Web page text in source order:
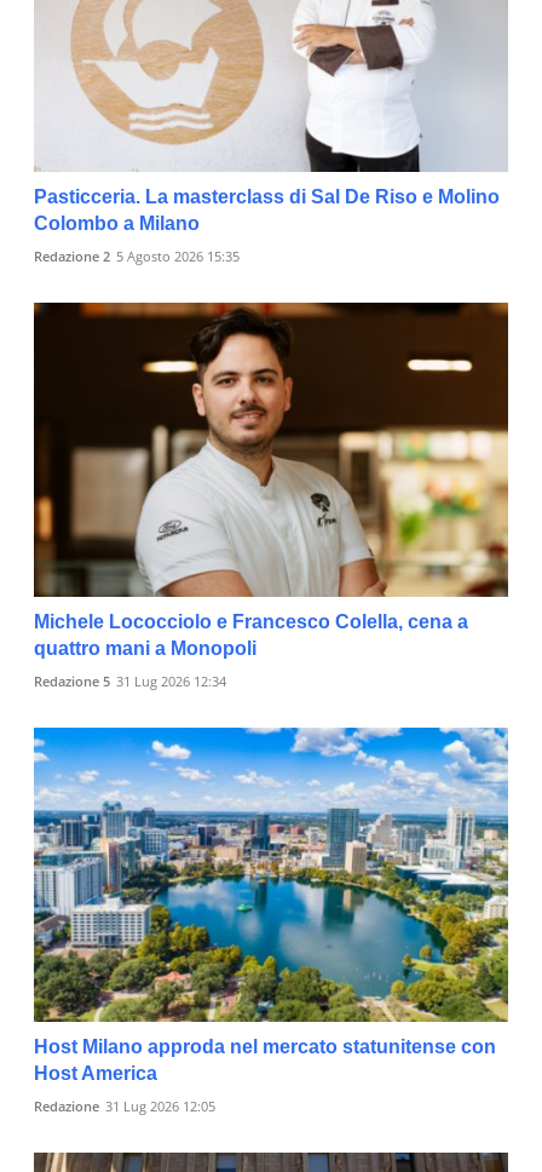
Pasticceria. La masterclass di Sal De Riso e Molino
Colombo a Milano
Redazione 2 5 Agosto 2026 15:35
Michele Lococciolo e Francesco Colella, cena a
quattro mani a Monopoli
Redazione 5 31 Lug 2026 12:34
Host Milano approda nel mercato statunitense con
Host America
Redazione 31 Lug 2026 12:05